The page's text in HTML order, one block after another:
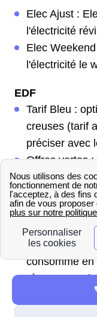
Elec Ajust :
l'électricité
Elec
l'électricité le
EDF
Tarif Bleu :
creuses (tarif
préciser avec
Offres vertes
weekend (prix
fériés), vert
ans +
fériés et la
est garanti
consommé
réseau sous